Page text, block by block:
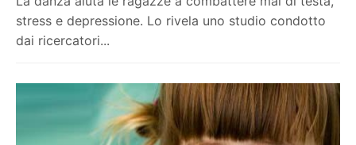
stress e depressione. Lo rivela uno studio condotto
dai ricercatori...